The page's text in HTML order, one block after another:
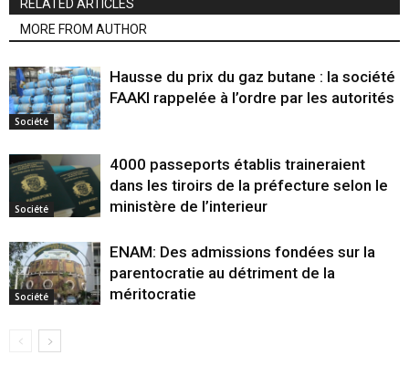
RELATED ARTICLES
MORE FROM AUTHOR
Société
Hausse du prix du gaz butane : la société
FAAKI rappelée à l’ordre par les autorités
Société
4000 passeports établis traineraient
dans les tiroirs de la préfecture selon le
ministère de l’interieur
Société
ENAM: Des admissions fondées sur la
parentocratie au détriment de la
méritocratie